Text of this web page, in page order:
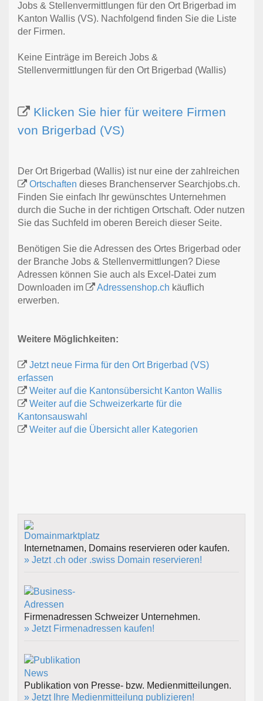
Jobs & Stellenvermittlungen für den Ort Brigerbad im
Kanton Wallis (VS). Nachfolgend finden Sie die Liste
der Firmen.
Keine Einträge im Bereich Jobs &
Stellenvermittlungen für den Ort Brigerbad (Wallis)
Klicken Sie hier für weitere Firmen
von Brigerbad (VS)
Der Ort Brigerbad (Wallis) ist nur eine der zahlreichen
Ortschaften dieses Branchenserver Searchjobs.ch.
Finden Sie einfach Ihr gewünschtes Unternehmen
durch die Suche in der richtigen Ortschaft. Oder nutzen
Sie das Suchfeld im oberen Bereich dieser Seite.
Benötigen Sie die Adressen des Ortes Brigerbad oder
der Branche Jobs & Stellenvermittlungen? Diese
Adressen können Sie auch als Excel-Datei zum
Downloaden im
Adressenshop.ch käuflich
erwerben.
Weitere Möglichkeiten:
Jetzt neue Firma für den Ort Brigerbad (VS)
erfassen
Weiter auf die Kantonsübersicht Kanton Wallis
Weiter auf die Schweizerkarte für die
Kantonsauswahl
Weiter auf die Übersicht aller Kategorien
Internetnamen, Domains reservieren oder kaufen.
» Jetzt .ch oder .swiss Domain reservieren!
Firmenadressen Schweizer Unternehmen.
» Jetzt Firmenadressen kaufen!
Publikation von Presse- bzw. Medienmitteilungen.
» Jetzt Ihre Medienmitteilung publizieren!